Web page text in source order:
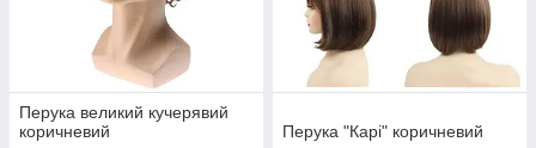
Перука великий кучерявий
коричневий
Перука "Карі" коричневий